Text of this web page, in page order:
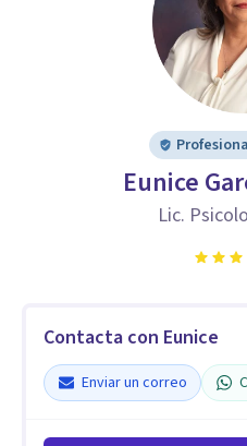
Eunice
Lic.
Contacta con Eunice
Enviar un correo